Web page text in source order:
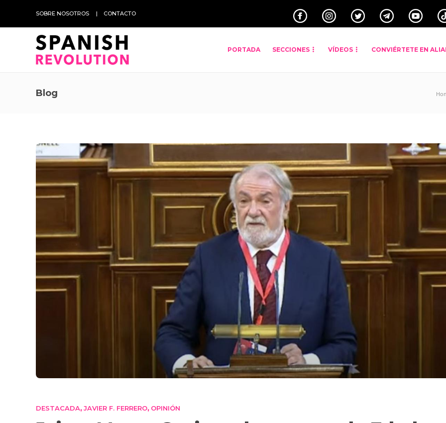
SOBRE NOSOTROS CONTACTO
PORTADA SECCIONES VÍDEOS CONVIÉRTETE EN
Blog
DESTACADA, JAVIER F. FERRERO, OPINIÓN